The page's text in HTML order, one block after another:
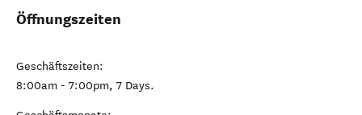
Öffnungszeiten
Geschäftszeiten:
8:00am - 7:00pm, 7 Days.